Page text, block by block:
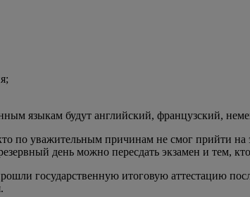
языкам будут английский, французский,
по уважительным причинам не смог прийти
день можно пересдать экзамен и тем,
государственную итоговую аттестацию